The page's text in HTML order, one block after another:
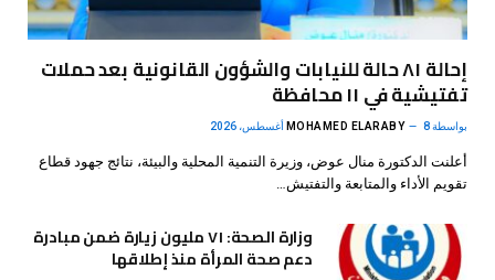
إحالة ٨١ حالة للنيابات والشؤون القانونية بعد حملات
تفتيشية في ١١ محافظة
بواسطة MOHAMED ELARABY 8 أغسطس، 2026
أعلنت الدكتورة منال عوض، وزيرة التنمية المحلية والبيئة، نتائج جهود قطاع
تقويم الأداء والمتابعة والتفتيش…
وزارة الصحة: ٧١ مليون زيارة ضمن مبادرة
دعم صحة المرأة منذ إطلاقها